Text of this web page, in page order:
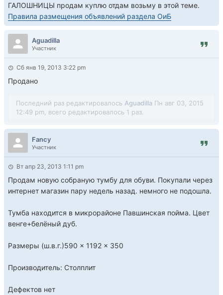
ГАЛОШНИЦЫ продам куплю отдам возьму в этой теме.
Правила размещения объявлений раздела ОиБ
Aguadilla
Участник
Сб янв 19, 2013 3:22 pm
Продано
Последний раз редактировалось Aguadilla Пн авг 03, 2015
12:49 pm, всего редактировалось 1 раз.
Fancy
Участник
Вт апр 23, 2013 1:11 pm
Продам новую собраную тумбу для обуви. Покупали через
интернет магазин пару недель назад. немного не подошла.
Тумба находится в микрорайоне Павшинская пойма. Цвет
венге+белёный дуб.
Размеры (ш.в.г.)590 × 1192 × 350
Производитель: Столплит
Дефектов нет